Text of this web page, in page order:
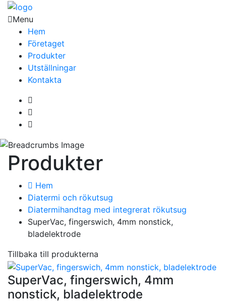
Menu
Hem
Företaget
Produkter
Utställningar
Kontakta
Produkter
Hem
Diatermi och rökutsug
Diatermihandtag med integrerat rökutsug
SuperVac, fingerswich, 4mm nonstick,
bladelektrode
Tillbaka till produkterna
SuperVac, fingerswich, 4mm
nonstick, bladelektrode